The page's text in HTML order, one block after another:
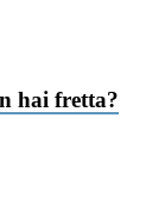
hai fretta?